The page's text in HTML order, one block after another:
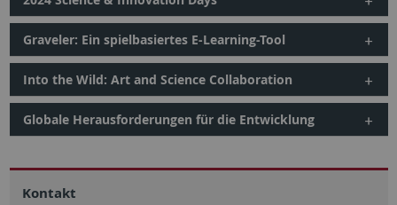
Graveler: Ein spielbasiertes E-Learning-Tool
Into the Wild: Art and Science Collaboration
Globale Herausforderungen für die Entwicklung
Kontakt